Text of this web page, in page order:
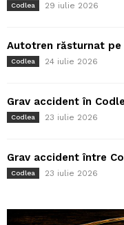
Codlea 29 iulie 2026
Autotren răsturnat pe
Codlea 24 iulie 2026
Grav accident în
Codlea 23 iulie 2026
Grav accident între
Codlea 23 iulie 2026